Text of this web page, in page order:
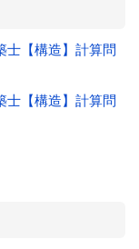
士【構造】計算問
士【構造】計算問